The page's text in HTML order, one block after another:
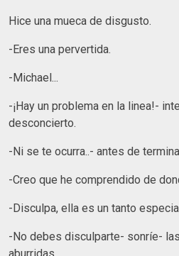
Hice una mueca de disgusto.
-Eres una pervertida.
-Michael...
-¡Hay un problema en la linea!-
desconcierto.
-Ni se te ocurra..- antes de
-Creo que he comprendido de
-Disculpa, ella es un tanto
-No debes disculparte- sonríe-
aburridas.